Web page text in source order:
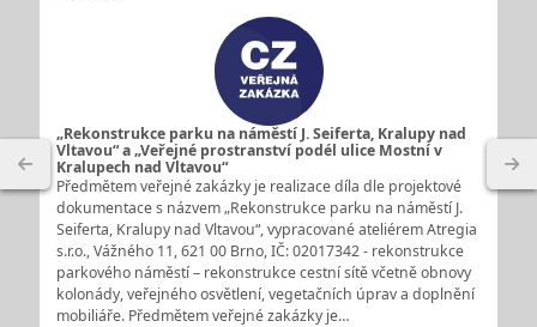
„Rekonstrukce parku na náměstí J. Seiferta, Kralupy nad
Vltavou“ a „Veřejné prostranství podél ulice Mostní v
Kralupech nad Vltavou“
Předmětem veřejné zakázky je realizace díla dle projektové
dokumentace s názvem „Rekonstrukce parku na náměstí J.
Seiferta, Kralupy nad Vltavou“, vypracované ateliérem Atregia
s.r.o., Vážného 11, 621 00 Brno, IČ: 02017342 - rekonstrukce
parkového náměstí – rekonstrukce cestní sítě včetně obnovy
kolonády, veřejného osvětlení, vegetačních úprav a doplnění
mobiliáře. Předmětem veřejné zakázky je…